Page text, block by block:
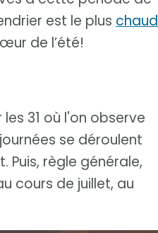
est le plus chaud
de l’été!
31 où l'on observe
se déroulent
règle générale,
cours de juillet, au